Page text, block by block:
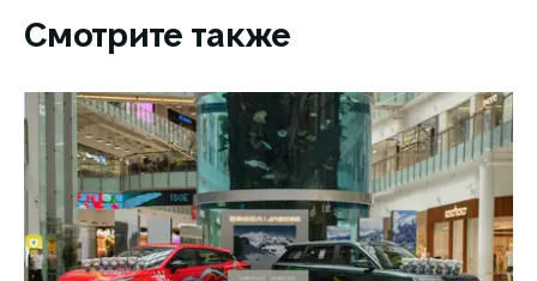
Смотрите также